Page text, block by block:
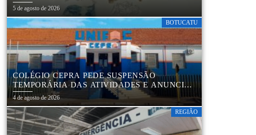
PARA EMBALAR DROGAS EM BOTUCATU
5 de agosto de 2026
BOTUCATU
COLÉGIO CEPRA PEDE SUSPENSÃO
TEMPORÁRIA DAS ATIVIDADES E ANUNCIA
REESTRUTURAÇÃO EM BOTUCATU
4 de agosto de 2026
REGIÃO